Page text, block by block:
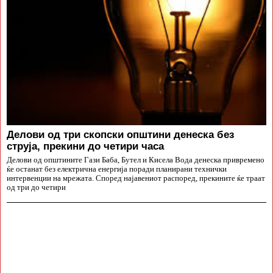
Делови од три скопски општини денеска без
струја, прекини до четири часа
Делови од општините Гази Баба, Бутел и Кисела Вода денеска привремено
ќе останат без електрична енергија поради планирани технички
интервенции на мрежата. Според најавениот распоред, прекините ќе траат
од три до четири